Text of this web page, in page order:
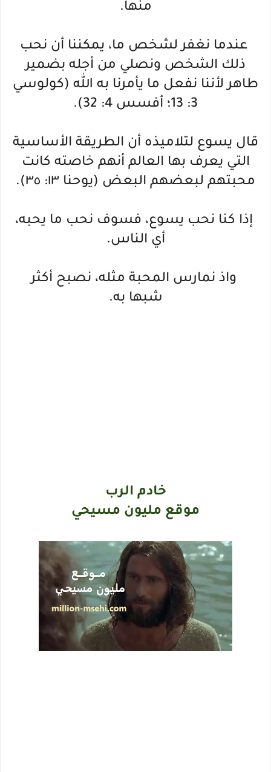
منها.
عندما نغفر لشخص ما، يمكننا أن نحب
ذلك الشخص ونصلي من أجله بضمير
طاهر لأننا نفعل ما يأمرنا به الله (كولوسي
3: 13؛ أفسس 4: 32).
قال يسوع لتلاميذه أن الطريقة الأساسية
التي يعرف بها العالم أنهم خاصته كانت
محبتهم لبعضهم البعض (يوحنا ١٣: ٣٥).
إذا كنا نحب يسوع، فسوف نحب ما يحبه،
أي الناس.
واذ نمارس المحبة مثله، نصبح أكثر
شبها به.
خادم الرب
موقع مليون مسيحي